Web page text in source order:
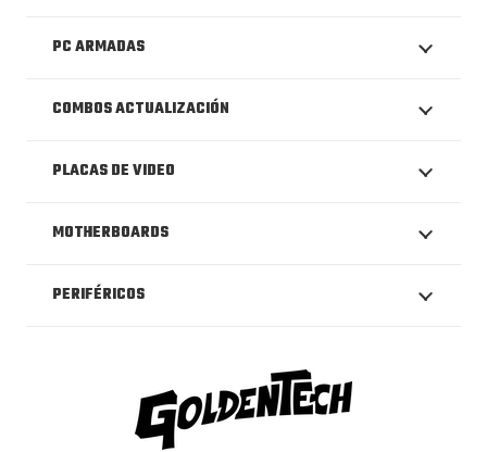
PC ARMADAS
COMBOS ACTUALIZACIÓN
PLACAS DE VIDEO
MOTHERBOARDS
PERIFÉRICOS